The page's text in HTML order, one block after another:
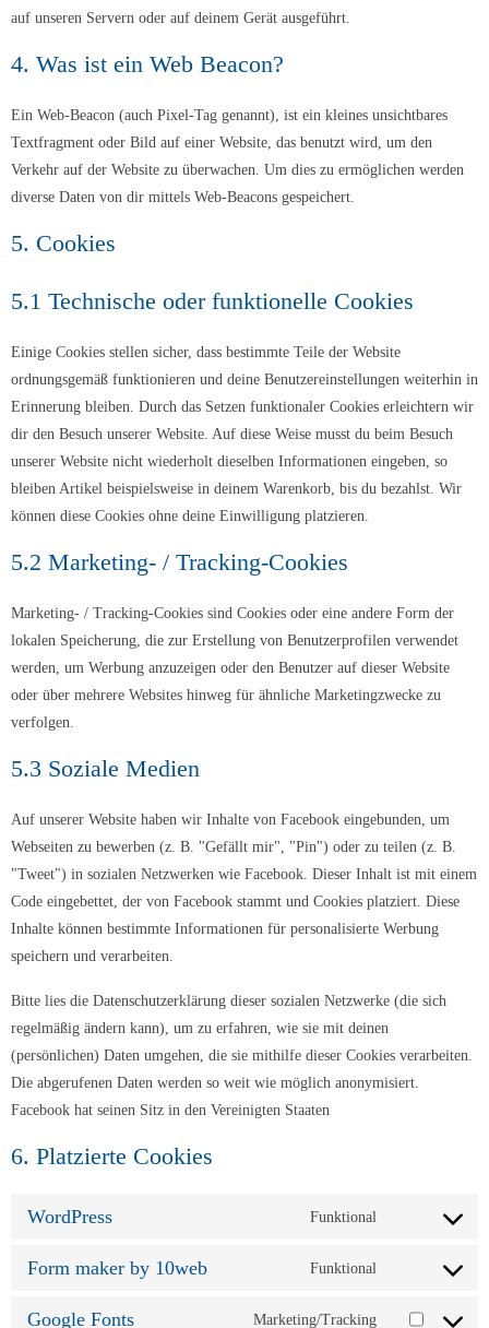
auf unseren Servern oder auf deinem Gerät ausgeführt.
4. Was ist ein Web Beacon?
Ein Web-Beacon (auch Pixel-Tag genannt), ist ein kleines unsichtbares
Textfragment oder Bild auf einer Website, das benutzt wird, um den
Verkehr auf der Website zu überwachen. Um dies zu ermöglichen werden
diverse Daten von dir mittels Web-Beacons gespeichert.
5. Cookies
5.1 Technische oder funktionelle Cookies
Einige Cookies stellen sicher, dass bestimmte Teile der Website
ordnungsgemäß funktionieren und deine Benutzereinstellungen weiterhin in
Erinnerung bleiben. Durch das Setzen funktionaler Cookies erleichtern wir
dir den Besuch unserer Website. Auf diese Weise musst du beim Besuch
unserer Website nicht wiederholt dieselben Informationen eingeben, so
bleiben Artikel beispielsweise in deinem Warenkorb, bis du bezahlst. Wir
können diese Cookies ohne deine Einwilligung platzieren.
5.2 Marketing- / Tracking-Cookies
Marketing- / Tracking-Cookies sind Cookies oder eine andere Form der
lokalen Speicherung, die zur Erstellung von Benutzerprofilen verwendet
werden, um Werbung anzuzeigen oder den Benutzer auf dieser Website
oder über mehrere Websites hinweg für ähnliche Marketingzwecke zu
verfolgen.
5.3 Soziale Medien
Auf unserer Website haben wir Inhalte von Facebook eingebunden, um
Webseiten zu bewerben (z. B. "Gefällt mir", "Pin") oder zu teilen (z. B.
"Tweet") in sozialen Netzwerken wie Facebook. Dieser Inhalt ist mit einem
Code eingebettet, der von Facebook stammt und Cookies platziert. Diese
Inhalte können bestimmte Informationen für personalisierte Werbung
speichern und verarbeiten.
Bitte lies die Datenschutzerklärung dieser sozialen Netzwerke (die sich
regelmäßig ändern kann), um zu erfahren, wie sie mit deinen
(persönlichen) Daten umgehen, die sie mithilfe dieser Cookies verarbeiten.
Die abgerufenen Daten werden so weit wie möglich anonymisiert.
Facebook hat seinen Sitz in den Vereinigten Staaten
6. Platzierte Cookies
WordPress Funktional
wordpress
Form maker by 10web Funktional
Google Fonts Marketing/Tracking